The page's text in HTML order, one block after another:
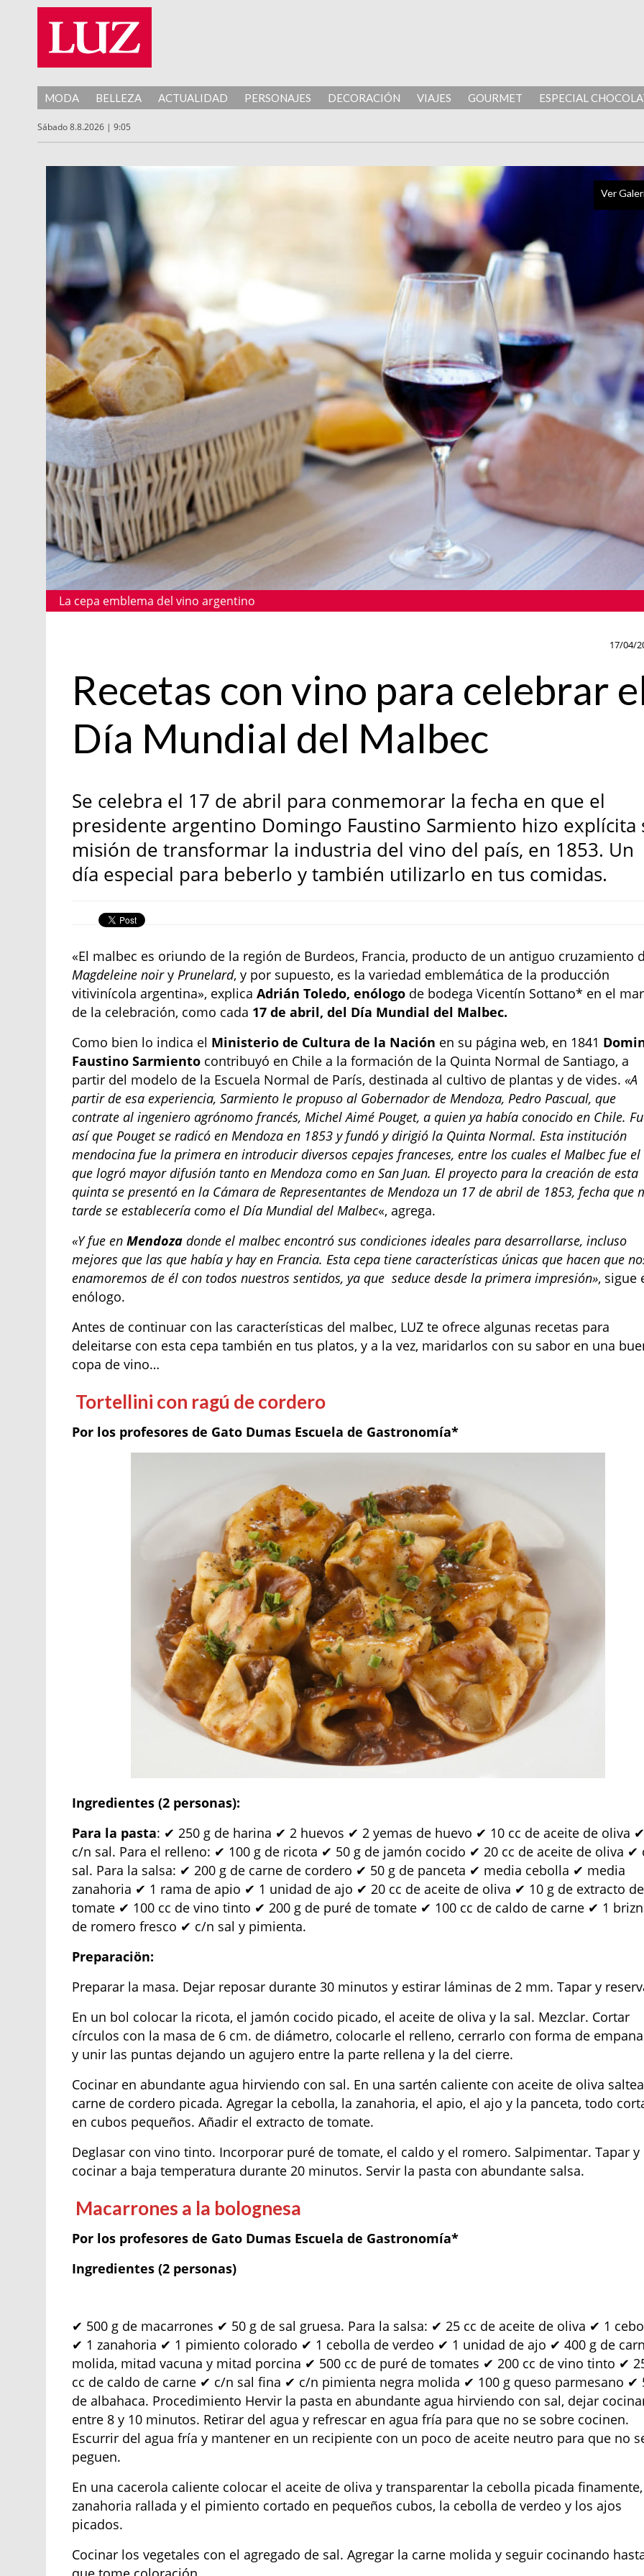
MODA BELLEZA ACTUALIDAD PERSONAJES DECORACIÓN VIAJES GOURMET ESPECIAL
Sábado 8.8.2026 | 9:05
Ver
La cepa emblema del vino argentino
17/04/
Recetas con vino para celebrar
Día Mundial del Malbec
Se celebra el 17 de abril para conmemorar la fecha en que el
presidente argentino Domingo Faustino Sarmiento hizo explícita
misión de transformar la industria del vino del país, en 1853. Un
día especial para beberlo y también utilizarlo en tus comidas.
«El malbec es oriundo de la región de Burdeos, Francia, producto de un antiguo cruzamiento
Magdeleine noiryPrunelard, y por supuesto, es la variedad emblemática de la producción
vitivinícola argentina», explicaAdrián Toledo, enólogo de bodega Vicentín Sottano* en el
de la celebración, como cada 17 de abril, del Día Mundial del Malbec.
Como bien lo indica el Ministerio de Cultura de la Nación en su página web, en 1841
Faustino Sarmiento contribuyó en Chile a la formación de la Quinta Normal de Santiago, a
partir del modelo de la Escuela Normal de París, destinada al cultivo de plantas y de vides.«A
partir de esa experiencia, Sarmiento le propuso al Gobernador de Mendoza, Pedro Pascual, que
contrate al ingeniero agrónomo francés, Michel Aimé Pouget, a quien ya había conocido en Chile.
así que Pouget se radicó en Mendoza en 1853 y fundó y dirigió la Quinta Normal. Esta institución
mendocina fue la primera en introducir diversos cepajes franceses, entre los cuales el Malbec fue el
que logró mayor difusión tanto en Mendoza como en San Juan. El proyecto para la creación de esta
quinta se presentó en la Cámara de Representantes de Mendoza un 17 de abril de 1853, fecha que
tarde se establecería como el Día Mundial del Malbec«, agrega.
«Y fue enMendoza donde el malbec encontró sus condiciones ideales para desarrollarse, incluso
mejores que las que había y hay en Francia. Esta cepa tiene características únicas que hacen que
enamoremos de él con todos nuestros sentidos, ya que seduce desde la primera impresión», sigue
enólogo.
Antes de continuar con las características del malbec, LUZ te ofrece algunas recetas para
deleitarse con esta cepa también en tus platos, y a la vez, maridarlos con su sabor en una
copa de vino…
Tortellini con ragú de cordero
Por los profesores de Gato Dumas Escuela de Gastronomía*
Ingredientes (2 personas):
Para la pasta: ✔ 250 g de harina ✔ 2 huevos ✔ 2 yemas de huevo ✔ 10 cc de aceite de oliva
c/n sal. Para el relleno: ✔ 100 g de ricota ✔ 50 g de jamón cocido ✔ 20 cc de aceite de oliva ✔
sal. Para la salsa: ✔ 200 g de carne de cordero ✔ 50 g de panceta ✔ media cebolla ✔ media
zanahoria ✔ 1 rama de apio ✔ 1 unidad de ajo ✔ 20 cc de aceite de oliva ✔ 10 g de extracto de
tomate ✔ 100 cc de vino tinto ✔ 200 g de puré de tomate ✔ 100 cc de caldo de carne ✔ 1
de romero fresco ✔ c/n sal y pimienta.
Preparaciön:
Preparar la masa. Dejar reposar durante 30 minutos y estirar láminas de 2 mm. Tapar y
En un bol colocar la ricota, el jamón cocido picado, el aceite de oliva y la sal. Mezclar. Cortar
círculos con la masa de 6 cm. de diámetro, colocarle el relleno, cerrarlo con forma de
y unir las puntas dejando un agujero entre la parte rellena y la del cierre.
Cocinar en abundante agua hirviendo con sal. En una sartén caliente con aceite de oliva
carne de cordero picada. Agregar la cebolla, la zanahoria, el apio, el ajo y la panceta, todo
en cubos pequeños. Añadir el extracto de tomate.
Deglasar con vino tinto. Incorporar puré de tomate, el caldo y el romero. Salpimentar. Tapar y
cocinar a baja temperatura durante 20 minutos. Servir la pasta con abundante salsa.
Macarrones a la bolognesa
Por los profesores de Gato Dumas Escuela de Gastronomía*
Ingredientes (2 personas)
✔ 500 g de macarrones ✔ 50 g de sal gruesa. Para la salsa: ✔ 25 cc de aceite de oliva ✔ 1
✔ 1 zanahoria ✔ 1 pimiento colorado ✔ 1 cebolla de verdeo ✔ 1 unidad de ajo ✔ 400 g de
molida, mitad vacuna y mitad porcina ✔ 500 cc de puré de tomates ✔ 200 cc de vino tinto ✔
cc de caldo de carne ✔ c/n sal fina ✔ c/n pimienta negra molida ✔ 100 g queso parmesano ✔
de albahaca. Procedimiento Hervir la pasta en abundante agua hirviendo con sal, dejar
entre 8 y 10 minutos. Retirar del agua y refrescar en agua fría para que no se sobre cocinen.
Escurrir del agua fría y mantener en un recipiente con un poco de aceite neutro para que no
peguen.
En una cacerola caliente colocar el aceite de oliva y transparentar la cebolla picada
zanahoria rallada y el pimiento cortado en pequeños cubos, la cebolla de verdeo y los ajos
picados.
Cocinar los vegetales con el agregado de sal. Agregar la carne molida y seguir cocinando